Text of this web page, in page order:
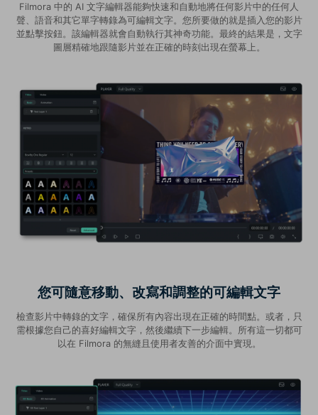
Filmora 中的 AI 文字編輯器能夠快速和自動地將任何影片中的任何人
聲、語音和其它單字轉錄為可編輯文字。您所要做的就是插入您的影片
並點擊按鈕。該編輯器就會自動執行其神奇功能。最終的結果是，文字
圖層精確地跟隨影片並在正確的時刻出現在螢幕上。
您可隨意移動、改寫和調整的可編輯文字
檢查影片中轉錄的文字，確保所有內容出現在正確的時間點。或者，只
需根據您自己的喜好編輯文字，然後繼續下一步編輯。所有這一切都可
以在 Filmora 的無縫且使用者友善的介面中實現。